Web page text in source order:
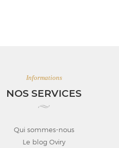
Informations
NOS SERVICES
Qui sommes-nous
Le blog Oviry